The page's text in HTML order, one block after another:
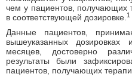
чем у пациентов, получающих
в соответствующей дозировке.1
Данные пациентов,
вышеуказанных дозировках
месяцев, достоверно
результаты были
пациентов, получающих